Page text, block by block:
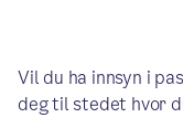
Vil du ha innsyn i
deg til stedet hvor